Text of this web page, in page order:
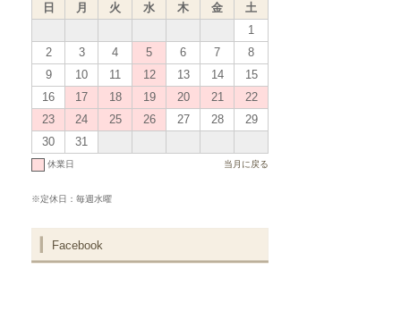
日
月 火 水 木 金
土
1
2
3 4 5 6 7
8
9
10 11 12 13 14
15
16
17 18 19 20 21
22
23
24 25 26 27 28
29
30
31
休業日 当月に戻る
※定休日：毎週水曜
Facebook